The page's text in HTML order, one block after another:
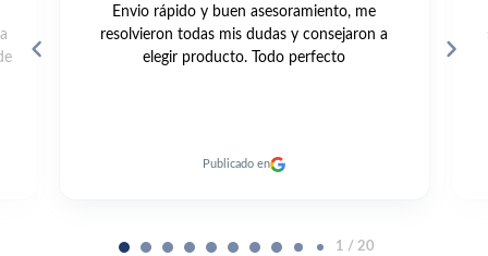
Envio rápido y buen asesoramiento, me
resolvieron todas mis dudas y consejaron a
elegir producto. Todo perfecto
Publicado en
1 / 20